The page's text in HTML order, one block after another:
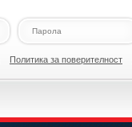
Политикa за поверителност